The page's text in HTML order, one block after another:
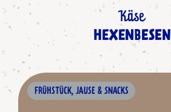
Käse
HEXENBESEN
FRÜHSTÜCK, JAUSE & SNACKS